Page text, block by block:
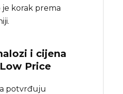
je korak prema
i cijena
Price
potvrđuju